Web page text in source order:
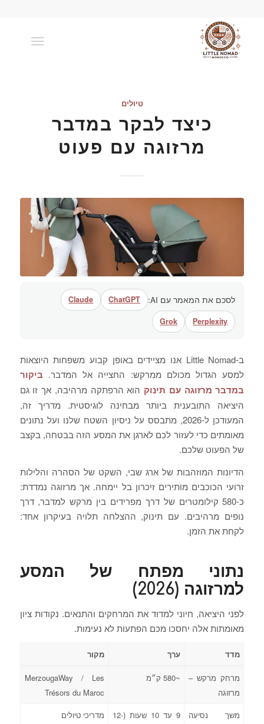
טיולים
כיצד לבקר במדבר
מרזוגה עם פעוט
לסכם את המאמר עם AI: ChatGPT
Claude
Perplexity
Grok
ב-Little Nomad אנו מציידים באופן קבוע משפחות היוצאות
למסע הגדול מכולם ממרקש: החצייה אל המדבר. ביקור
במדבר מרזוגה עם תינוק הוא הרפתקה מרהיבה, אך זו גם
היציאה התובענית ביותר מבחינה לוגיסטית. מדריך זה,
המעודכן ל-2026, מתבסס על ניסיון השטח שלנו ועל נתונים
מאומתים כדי לעזור לכם לארגן את המסע הזה בבטחה, בקצב
של הפעוט שלכם.
הדיונות המוזהבות של ארג שבי, השקט של הסהרה והלילות
זרועי הכוכבים מותירים זיכרון בל יימחה. אך מרזוגה נמדדת:
כ-580 קילומטרים של דרך מפרידים בין מרקש למדבר, דרך
נופים מרהיבים. עם תינוק, ההצלחה תלויה בעיקרון אחד:
לקחת את הזמן.
נתוני מפתח של המסע
למרזוגה (2026)
לפני היציאה, חיוני למדוד את המרחקים והתנאים. נקודות ציון
מאומתות אלה יחסכו מכם הפתעות לא נעימות.
מדד ערך מקור
מרחק מרקש –
מרזוגה
~580 ק״מ
MerzougaWay / Les
Trésors du Maroc
משך נסיעה
9 עד 10 שעות (12-
מדריכי טיולים